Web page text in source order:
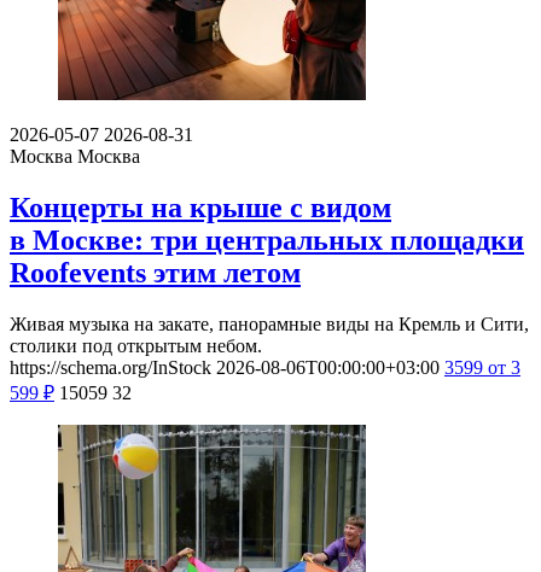
2026-05-07 2026-08-31
Москва Москва
Концерты на крыше с видом
в Москве: три центральных площадки
Roofevents этим летом
Живая музыка на закате, панорамные виды на Кремль и Сити,
столики под открытым небом.
https://schema.org/InStock 2026-08-06T00:00:00+03:00 3599 от 3
599 ₽ 15059 32